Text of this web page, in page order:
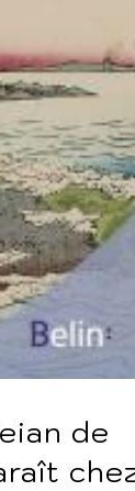
de